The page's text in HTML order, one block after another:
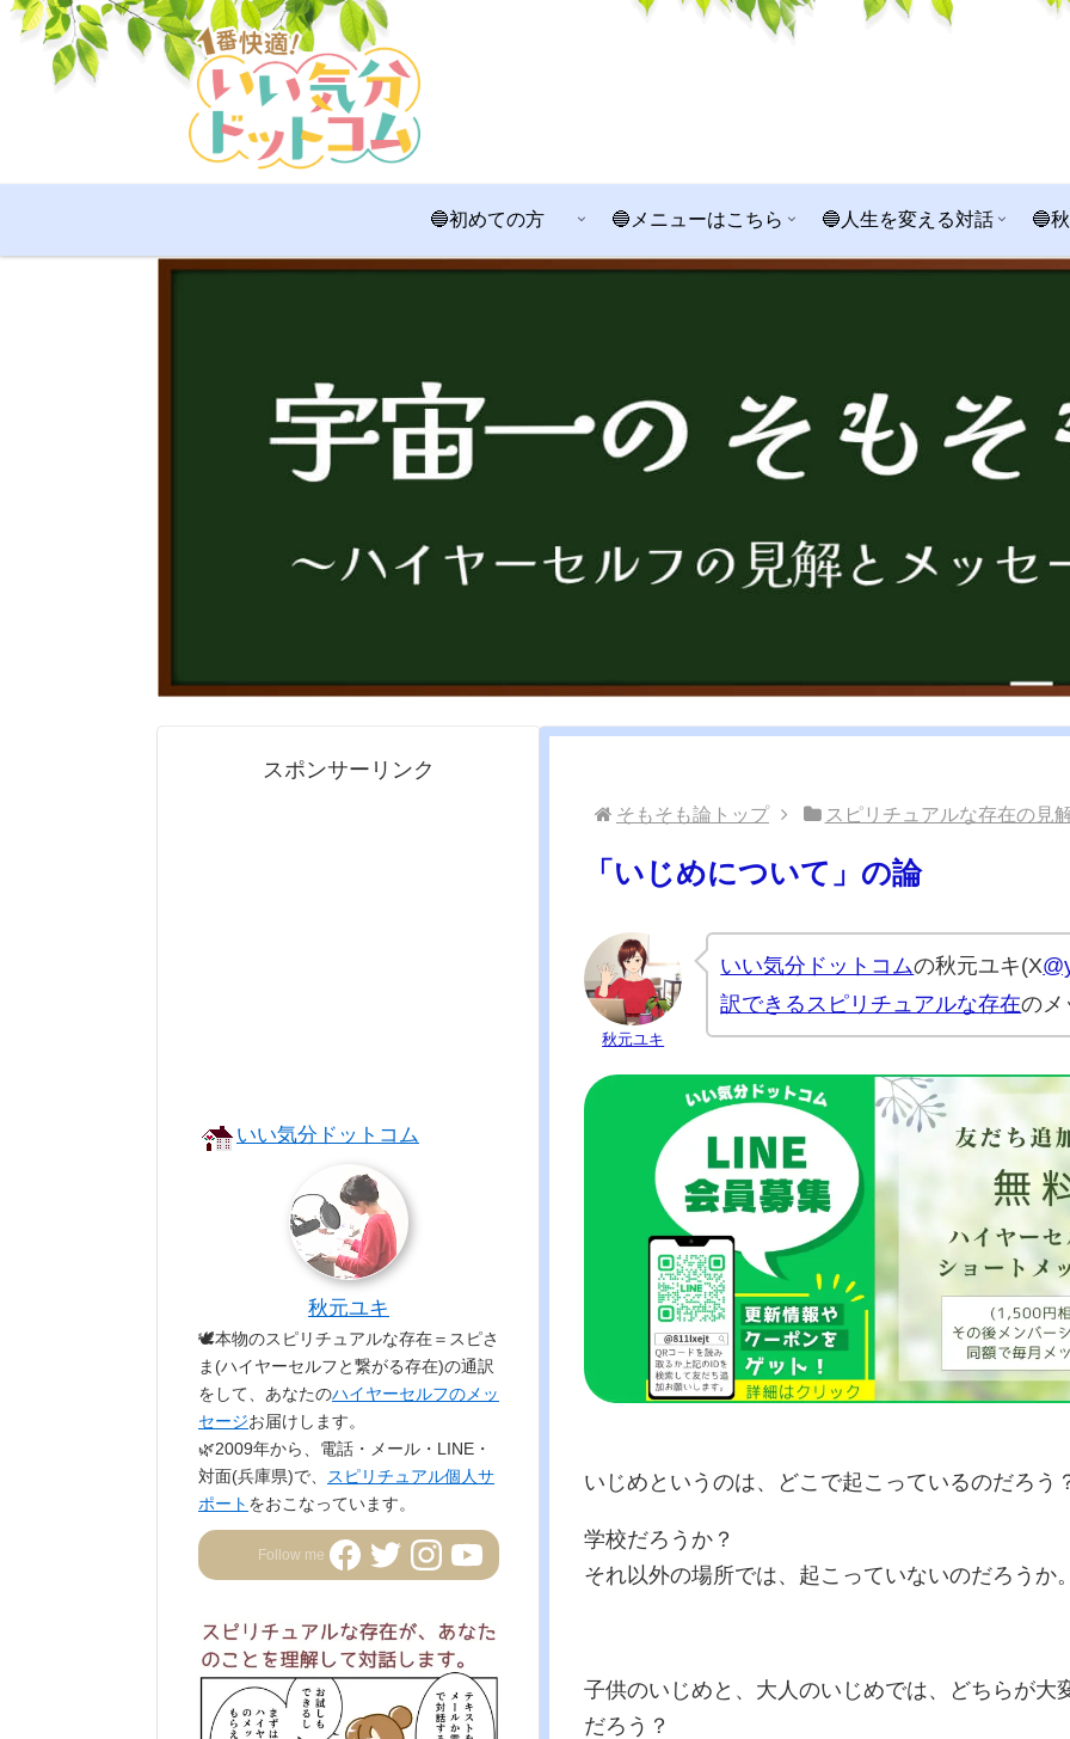
🔵初めての方 🔵メニューはこちら 🔵人生を変える対話 🔵
そもそも論トップ スピリチュアルな存在の見
「いじめについて」の論
秋元ユキ
いい気分ドットコムの秋元ユキ(X
訳できるスピリチュアルな存在のメ
いじめというのは、どこで起こっているのだろう
学校だろうか？
それ以外の場所では、起こっていないのだろうか
子供のいじめと、大人のいじめでは、どちらが大
だろう？
スポンサーリンク